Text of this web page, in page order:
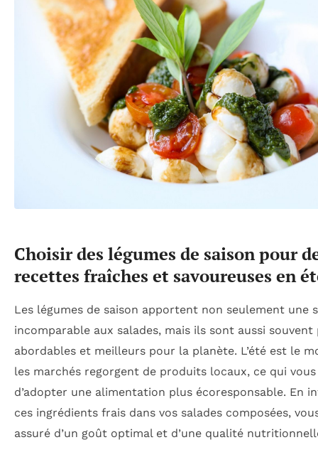
Choisir des légumes de saison pour
recettes fraîches et savoureuses en
Les légumes de saison apportent non seulement une
incomparable aux salades, mais ils sont aussi souvent
abordables et meilleurs pour la planète. L’été est le
les marchés regorgent de produits locaux, ce qui
d’adopter une alimentation plus écoresponsable. En
ces ingrédients frais dans vos salades composées,
assuré d’un goût optimal et d’une qualité